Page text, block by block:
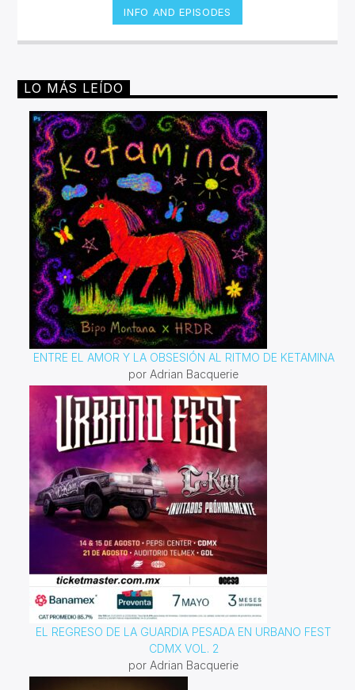
INFO AND EPISODES
LO MÁS LEÍDO
ENTRE EL AMOR Y LA OBSESIÓN AL RITMO DE KETAMINA
por Adrian Bacquerie
EL REGRESO DE LA GUARDIA PESADA EN URBANO FEST
CDMX VOL. 2
por Adrian Bacquerie